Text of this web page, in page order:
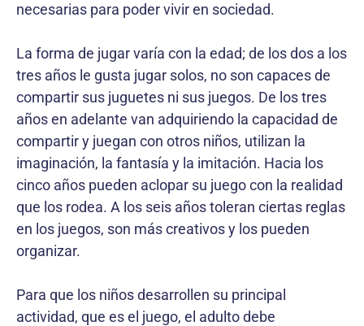
necesarias para poder vivir en sociedad.
La forma de jugar varía con la edad; de los dos a los
tres años le gusta jugar solos, no son capaces de
compartir sus juguetes ni sus juegos. De los tres
años en adelante van adquiriendo la capacidad de
compartir y juegan con otros niños, utilizan la
imaginación, la fantasía y la imitación. Hacia los
cinco años pueden aclopar su juego con la realidad
que los rodea. A los seis años toleran ciertas reglas
en los juegos, son más creativos y los pueden
organizar.
Para que los niños desarrollen su principal
actividad, que es el juego, el adulto debe